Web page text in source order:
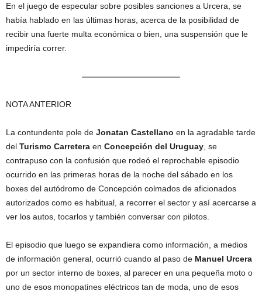
En el juego de especular sobre posibles sanciones a Urcera, se
había hablado en las últimas horas, acerca de la posibilidad de
recibir una fuerte multa económica o bien, una suspensión que le
impediría correr.
————————————
NOTA ANTERIOR
La contundente pole de Jonatan Castellano en la agradable tarde
del Turismo Carretera en Concepción del Uruguay , se
contrapuso con la confusión que rodeó el reprochable episodio
ocurrido en las primeras horas de la noche del sábado en los
boxes del autódromo de Concepción colmados de aficionados
autorizados como es habitual, a recorrer el sector y así acercarse a
ver los autos, tocarlos y también conversar con pilotos.
El episodio que luego se expandiera como información, a medios
de información general, ocurrió cuando al paso de Manuel Urcera
por un sector interno de boxes, al parecer en una pequeña moto o
uno de esos monopatines eléctricos tan de moda, uno de esos